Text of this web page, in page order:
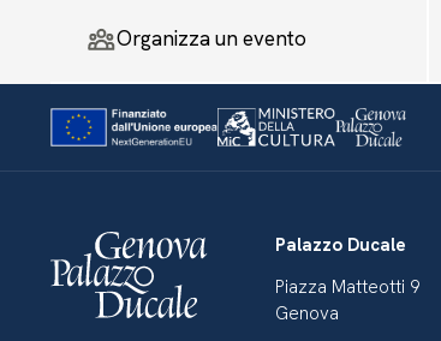
Organizza un evento
Palazzo Ducale
Piazza Matteotti 9
Genova